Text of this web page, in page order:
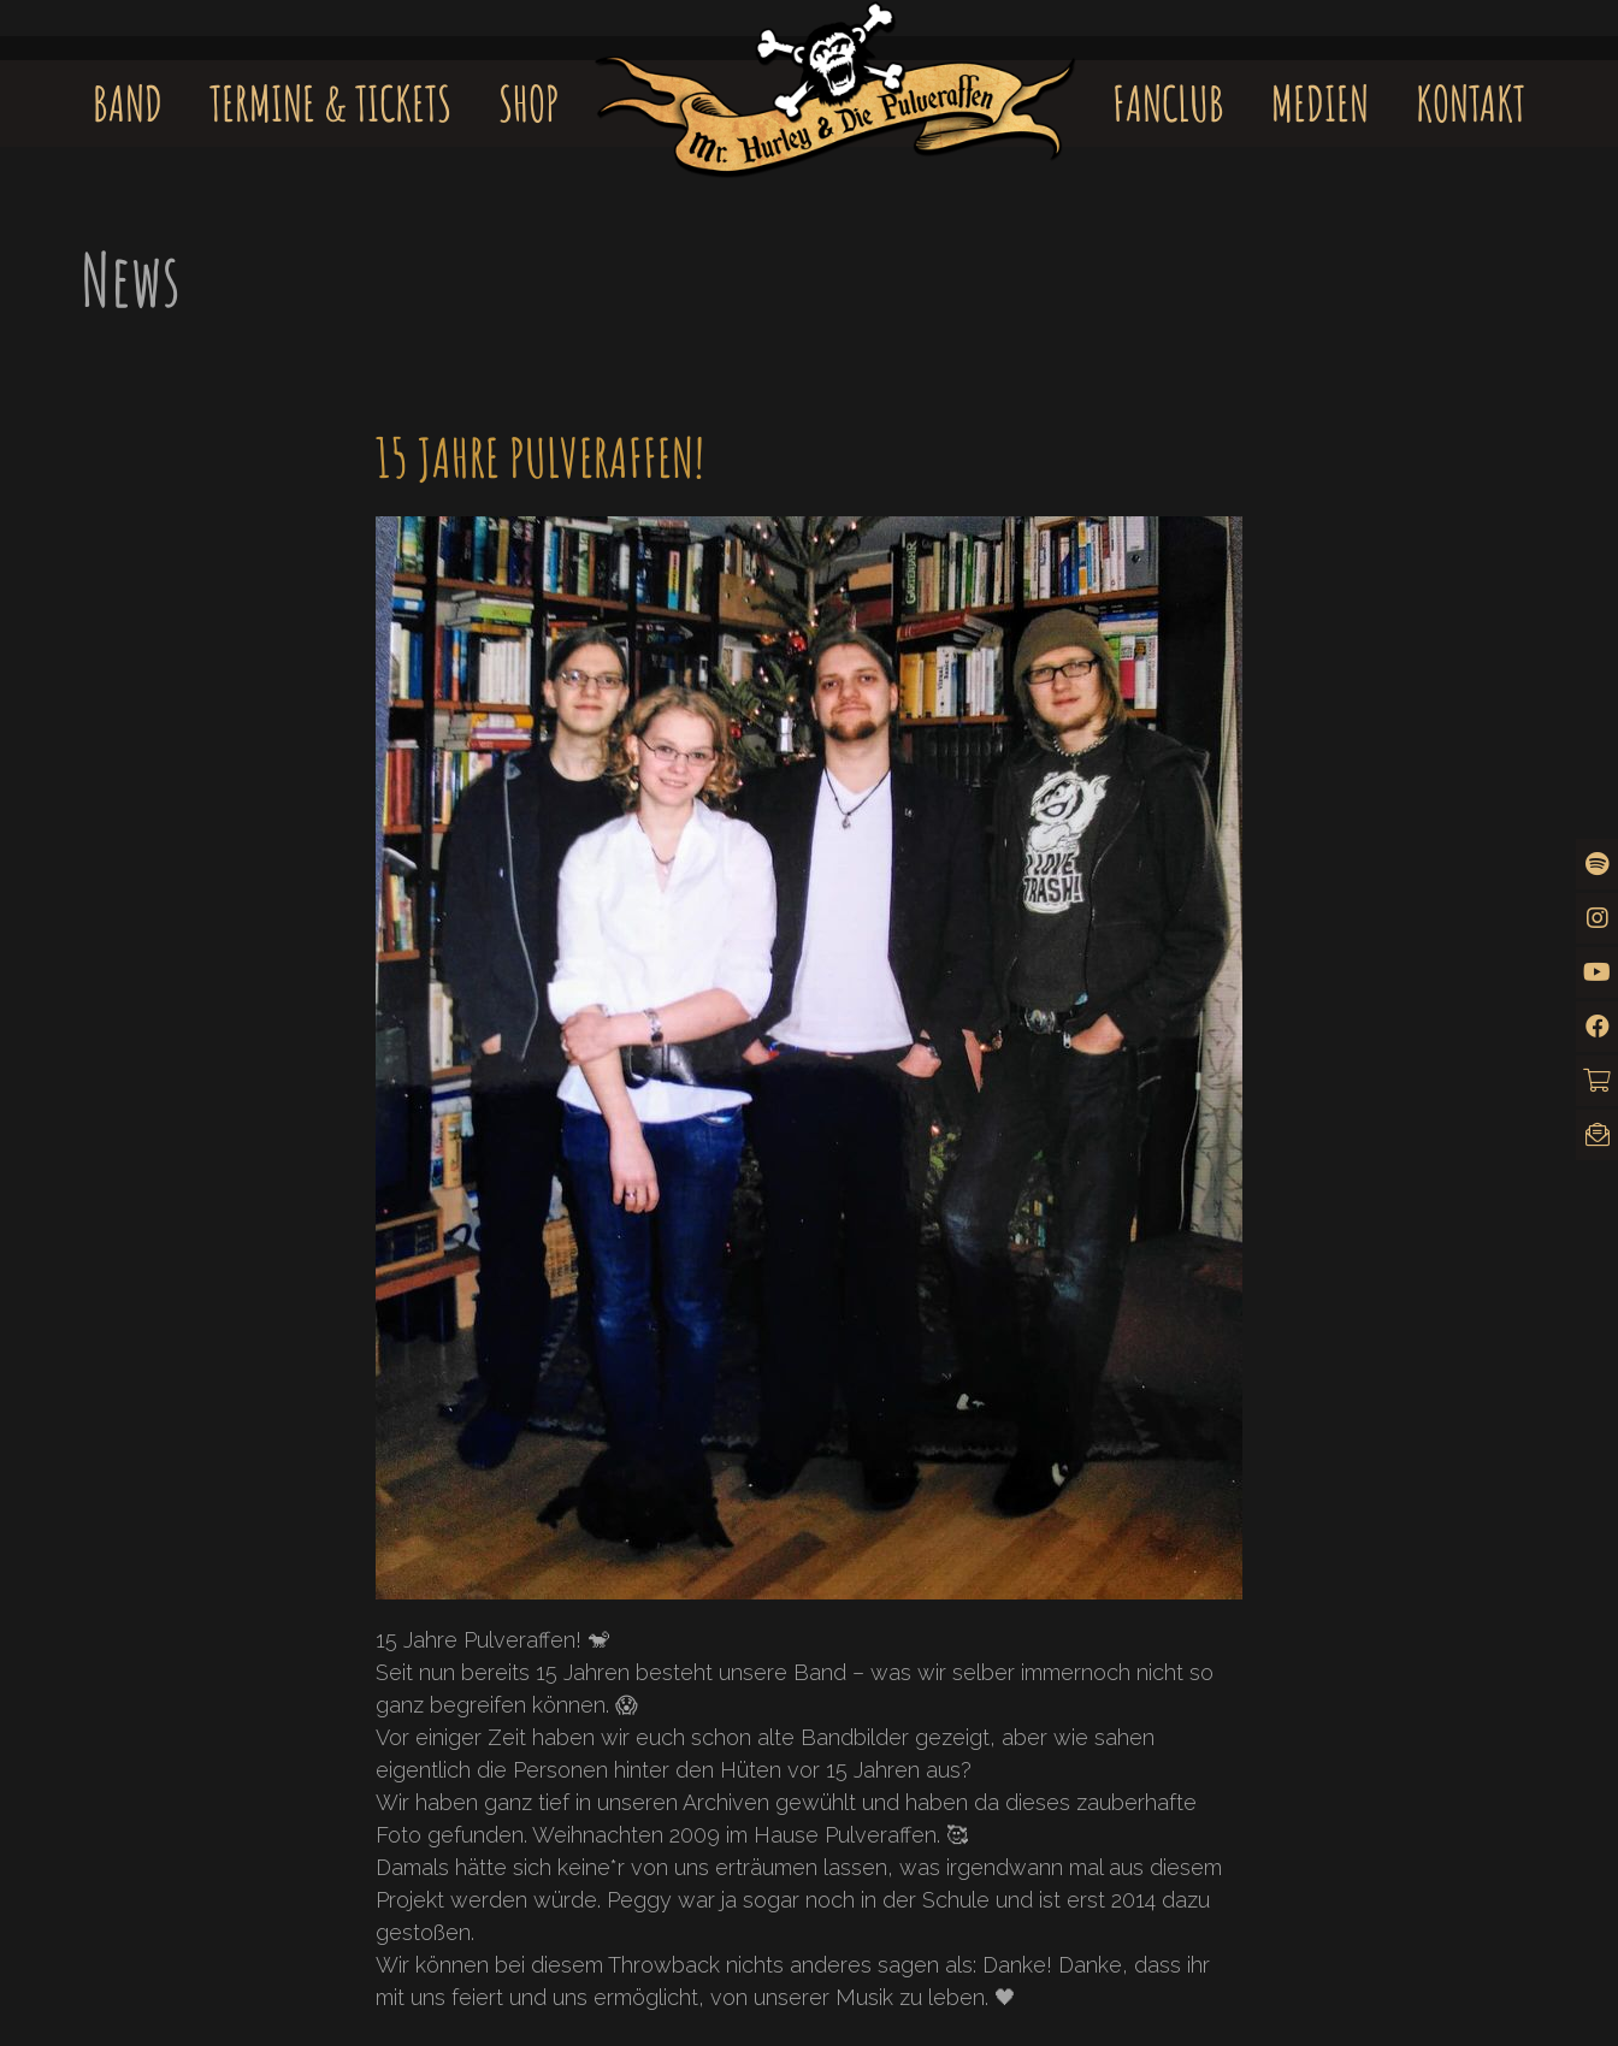
BAND TERMINE & TICKETS SHOP FANCLUB MEDIEN KONTAKT
News
15 JAHRE PULVERAFFEN!
15 Jahre Pulveraffen! 🐒
Seit nun bereits 15 Jahren besteht unsere Band – was wir selber immernoch nicht so
ganz begreifen können. 😱
Vor einiger Zeit haben wir euch schon alte Bandbilder gezeigt, aber wie sahen
eigentlich die Personen hinter den Hüten vor 15 Jahren aus?
Wir haben ganz tief in unseren Archiven gewühlt und haben da dieses zauberhafte
Foto gefunden. Weihnachten 2009 im Hause Pulveraffen. 🥰
Damals hätte sich keine*r von uns erträumen lassen, was irgendwann mal aus diesem
Projekt werden würde. Peggy war ja sogar noch in der Schule und ist erst 2014 dazu
gestoßen.
Wir können bei diesem Throwback nichts anderes sagen als: Danke! Danke, dass ihr
mit uns feiert und uns ermöglicht, von unserer Musik zu leben. 🖤